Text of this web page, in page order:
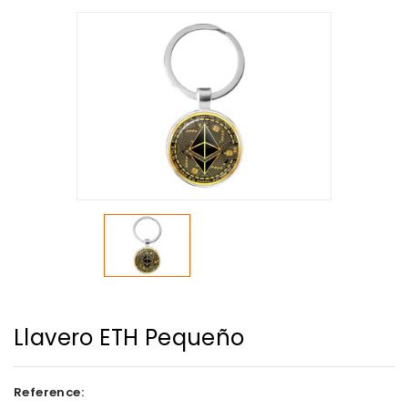
Llavero ETH Pequeño
Reference: